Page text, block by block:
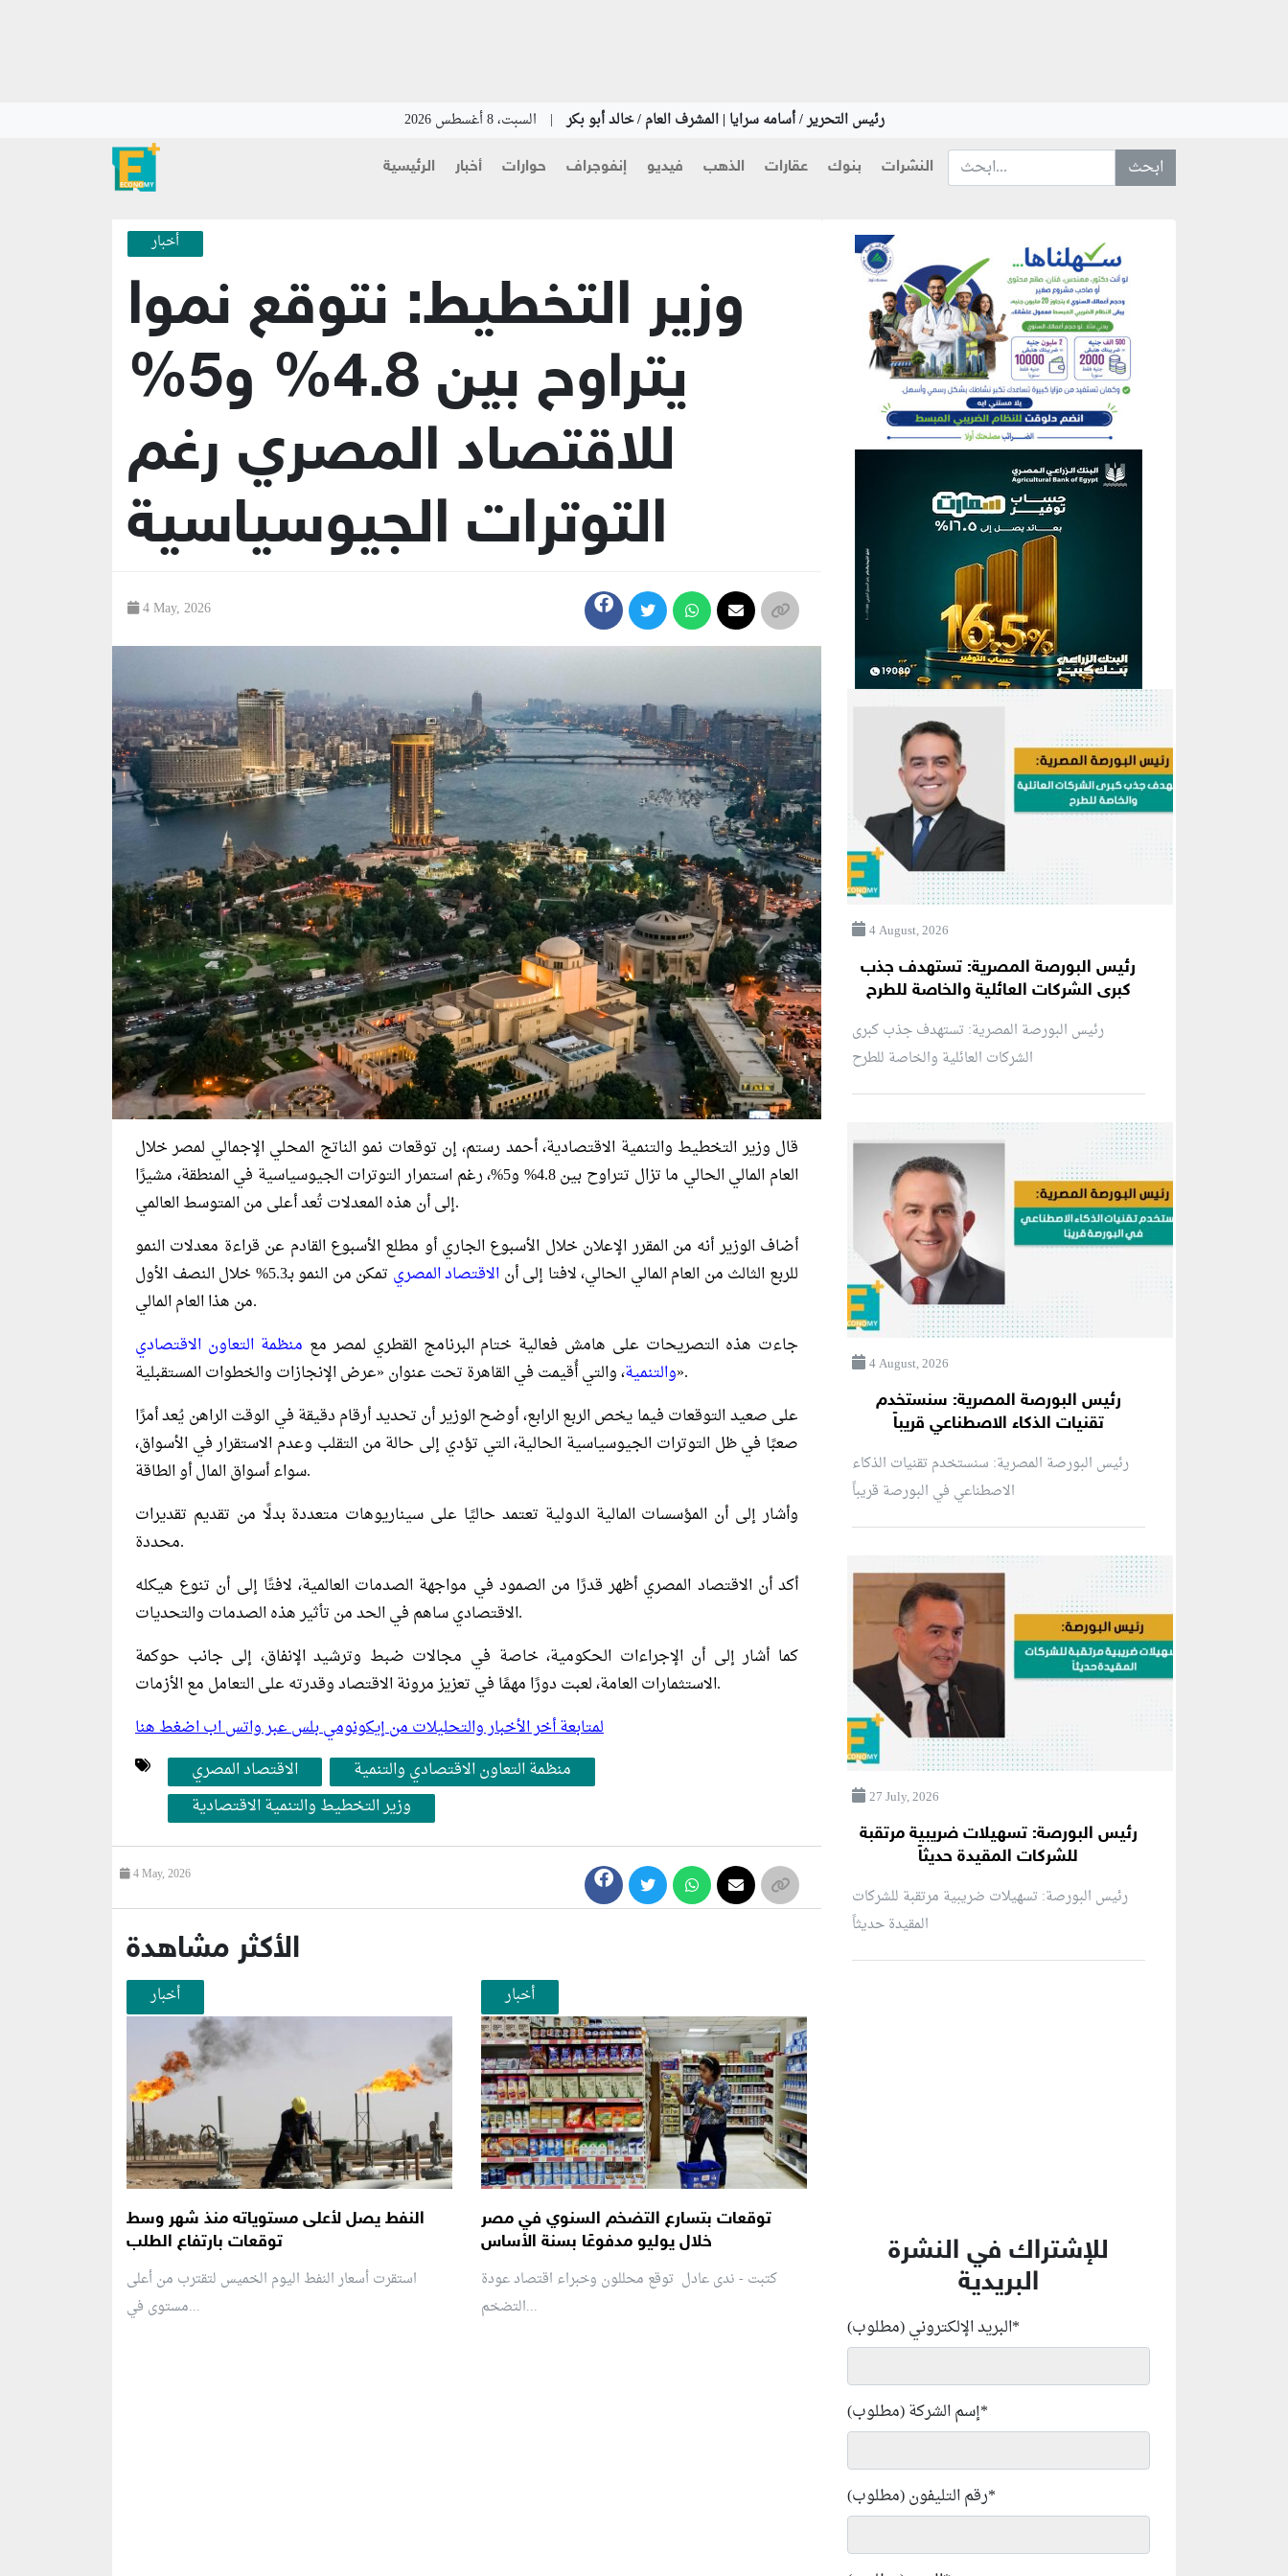
رئيس التحرير / أسامه سرايا | المشرف العام / خالد أبو بكر | السبت، 8 أغسطس 2026
الرئيسية أخبار حوارات إنفوجراف فيديو الذهب عقارات بنوك النشرات ابحث عن... :
أخبار
وزير التخطيط: نتوقع نموا
يتراوح بين 4.8% و5%
للاقتصاد المصري رغم
التوترات الجيوسياسية
4 May, 2026
قال وزير التخطيط والتنمية الاقتصادية، أحمد رستم، إن توقعات نمو الناتج المحلي الإجمالي لمصر خلال
العام المالي الحالي ما تزال تتراوح بين 4.8% و5%، رغم استمرار التوترات الجيوسياسية في المنطقة، مشيرًا
إلى أن هذه المعدلات تُعد أعلى من المتوسط العالمي.
أضاف الوزير أنه من المقرر الإعلان خلال الأسبوع الجاري أو مطلع الأسبوع القادم عن قراءة معدلات النمو
للربع الثالث من العام المالي الحالي، لافتا إلى أن الاقتصاد المصري
تمكن من النمو بـ5.3% خلال النصف الأول
من هذا العام المالي.
جاءت هذه التصريحات على هامش فعالية ختام البرنامج القطري لمصر مع منظمة التعاون الاقتصادي
والتنمية، والتي أُقيمت في القاهرة تحت عنوان «عرض الإنجازات والخطوات المستقبلية».
على صعيد التوقعات فيما يخص الربع الرابع، أوضح الوزير أن تحديد أرقام دقيقة في الوقت الراهن يُعد أمرًا
صعبًا في ظل التوترات الجيوسياسية الحالية، التي تؤدي إلى حالة من التقلب وعدم الاستقرار في الأسواق،
سواء أسواق المال أو الطاقة.
وأشار إلى أن المؤسسات المالية الدولية تعتمد حاليًا على سيناريوهات متعددة بدلًا من تقديم تقديرات
محددة.
أكد أن الاقتصاد المصري أظهر قدرًا من الصمود في مواجهة الصدمات العالمية، لافتًا إلى أن تنوع هيكله
الاقتصادي ساهم في الحد من تأثير هذه الصدمات والتحديات.
كما أشار إلى أن الإجراءات الحكومية، خاصة في مجالات ضبط وترشيد الإنفاق، إلى جانب حوكمة
الاستثمارات العامة، لعبت دورًا مهمًا في تعزيز مرونة الاقتصاد وقدرته على التعامل مع الأزمات.
لمتابعة أخر الأخبار والتحليلات من إيكونومي بلس عبر واتس اب اضغط هنا
الاقتصاد المصري
منظمة التعاون الاقتصادي والتنمية
وزير التخطيط والتنمية الاقتصادية
4 May, 2026
الأكثر مشاهدة
أخبار
النفط يصل لأعلى مستوياته منذ شهر وسط
توقعات بارتفاع الطلب
استقرت أسعار النفط اليوم الخميس لتقترب من أعلى
مستوى في...
أخبار
توقعات بتسارع التضخم السنوي في مصر
خلال يوليو مدفوعًا بسنة الأساس
كتبت - ندى عادل توقع محللون وخبراء اقتصاد عودة
التضخم...
منطقة إعلانية
منطقة إعلانية
4 August, 2026
رئيس البورصة المصرية: تستهدف جذب
كبرى الشركات العائلية والخاصة للطرح
رئيس البورصة المصرية: تستهدف جذب كبرى
الشركات العائلية والخاصة للطرح
4 August, 2026
رئيس البورصة المصرية: سنستخدم
تقنيات الذكاء الاصطناعي قريباً
رئيس البورصة المصرية: سنستخدم تقنيات الذكاء
الاصطناعي في البورصة قريباً
27 July, 2026
رئيس البورصة: تسهيلات ضريبية مرتقبة
للشركات المقيدة حديثاً
رئيس البورصة: تسهيلات ضريبية مرتقبة للشركات
للإشتراك في النشرة
البريدية
البريد الإلكتروني (مطلوب)*
إسم الشركة (مطلوب)*
رقم التليفون (مطلوب)*